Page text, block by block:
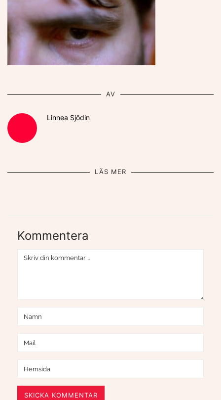
AV
Linnea Sjödin
LÄS MER
Kommentera
SKICKA KOMMENTAR